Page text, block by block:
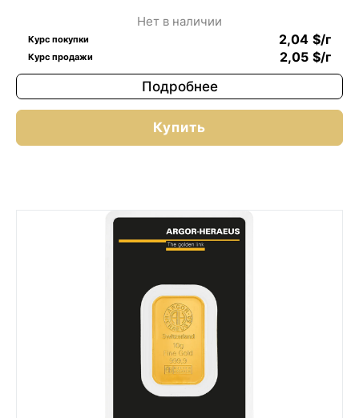
Нет в наличии
Курс покупки 2,04 $/г
Курс продажи 2,05 $/г
Подробнее
Купить